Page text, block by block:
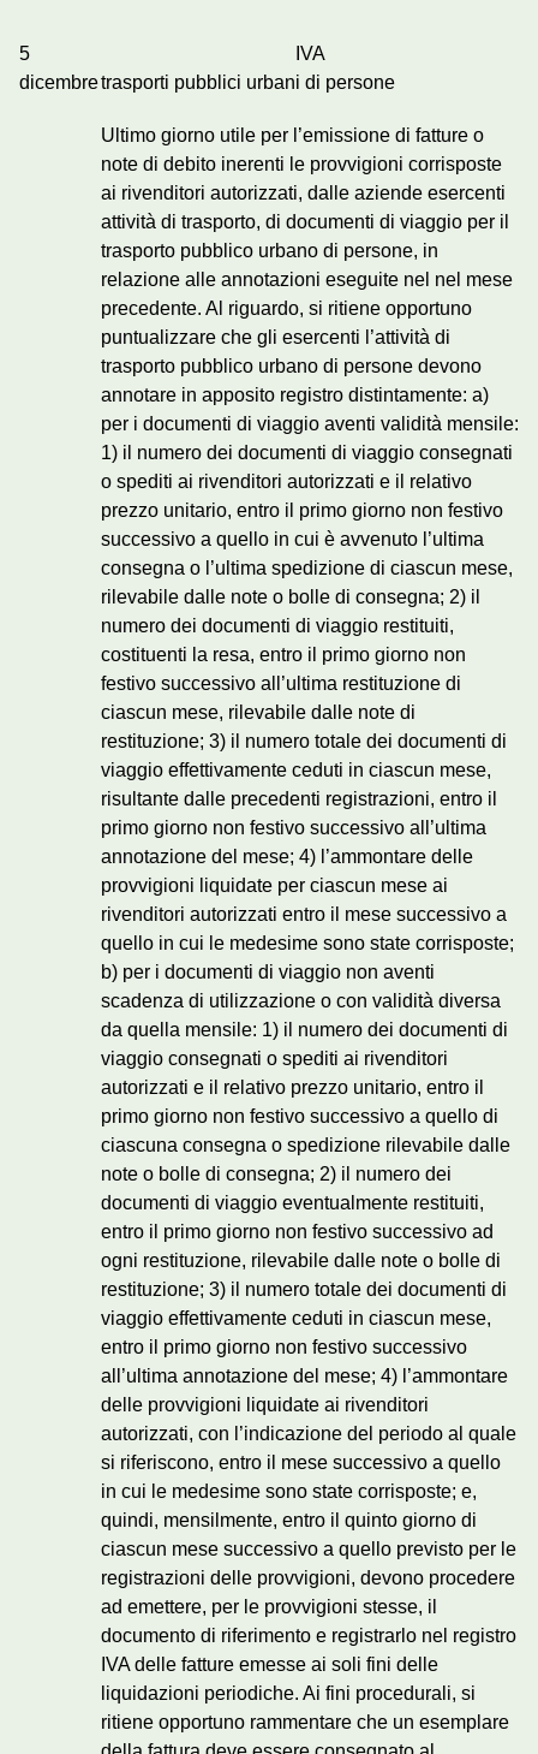
5
dicembre
IVA
trasporti pubblici urbani di persone
Ultimo giorno utile per l’emissione di fatture o
note di debito inerenti le provvigioni corrisposte
ai rivenditori autorizzati, dalle aziende esercenti
attività di trasporto, di documenti di viaggio per il
trasporto pubblico urbano di persone, in
relazione alle annotazioni eseguite nel nel mese
precedente. Al riguardo, si ritiene opportuno
puntualizzare che gli esercenti l’attività di
trasporto pubblico urbano di persone devono
annotare in apposito registro distintamente: a)
per i documenti di viaggio aventi validità mensile:
1) il numero dei documenti di viaggio consegnati
o spediti ai rivenditori autorizzati e il relativo
prezzo unitario, entro il primo giorno non festivo
successivo a quello in cui è avvenuto l’ultima
consegna o l’ultima spedizione di ciascun mese,
rilevabile dalle note o bolle di consegna; 2) il
numero dei documenti di viaggio restituiti,
costituenti la resa, entro il primo giorno non
festivo successivo all’ultima restituzione di
ciascun mese, rilevabile dalle note di
restituzione; 3) il numero totale dei documenti di
viaggio effettivamente ceduti in ciascun mese,
risultante dalle precedenti registrazioni, entro il
primo giorno non festivo successivo all’ultima
annotazione del mese; 4) l’ammontare delle
provvigioni liquidate per ciascun mese ai
rivenditori autorizzati entro il mese successivo a
quello in cui le medesime sono state corrisposte;
b) per i documenti di viaggio non aventi
scadenza di utilizzazione o con validità diversa
da quella mensile: 1) il numero dei documenti di
viaggio consegnati o spediti ai rivenditori
autorizzati e il relativo prezzo unitario, entro il
primo giorno non festivo successivo a quello di
ciascuna consegna o spedizione rilevabile dalle
note o bolle di consegna; 2) il numero dei
documenti di viaggio eventualmente restituiti,
entro il primo giorno non festivo successivo ad
ogni restituzione, rilevabile dalle note o bolle di
restituzione; 3) il numero totale dei documenti di
viaggio effettivamente ceduti in ciascun mese,
entro il primo giorno non festivo successivo
all’ultima annotazione del mese; 4) l’ammontare
delle provvigioni liquidate ai rivenditori
autorizzati, con l’indicazione del periodo al quale
si riferiscono, entro il mese successivo a quello
in cui le medesime sono state corrisposte; e,
quindi, mensilmente, entro il quinto giorno di
ciascun mese successivo a quello previsto per le
registrazioni delle provvigioni, devono procedere
ad emettere, per le provvigioni stesse, il
documento di riferimento e registrarlo nel registro
IVA delle fatture emesse ai soli fini delle
liquidazioni periodiche. Ai fini procedurali, si
ritiene opportuno rammentare che un esemplare